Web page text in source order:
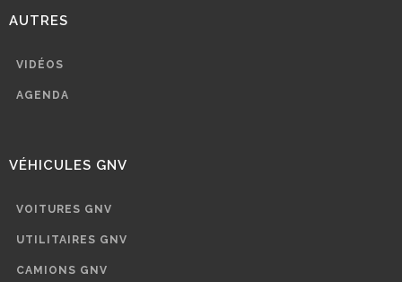
AUTRES
VIDÉOS
AGENDA
VÉHICULES GNV
VOITURES GNV
UTILITAIRES GNV
CAMIONS GNV